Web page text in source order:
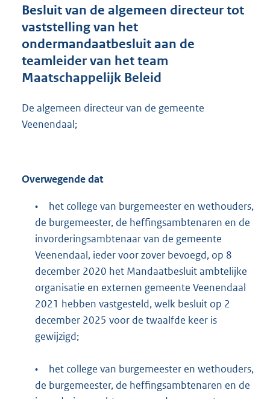
r
t
t
:
0
Besluit van de algemeen directeur tot
vaststelling van het
ondermandaatbesluit aan de
teamleider van het team
Maatschappelijk Beleid
De algemeen directeur van de gemeente
Veenendaal;
Overwegende dat
•
het college van burgemeester en wethouders,
de burgemeester, de heffingsambtenaren en de
invorderingsambtenaar van de gemeente
Veenendaal, ieder voor zover bevoegd, op 8
december 2020 het Mandaatbesluit ambtelijke
organisatie en externen gemeente Veenendaal
2021 hebben vastgesteld, welk besluit op 2
december 2025 voor de twaalfde keer is
gewijzigd;
•
het college van burgemeester en wethouders,
de burgemeester, de heffingsambtenaren en de